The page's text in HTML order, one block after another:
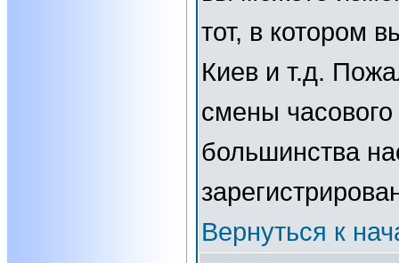
тот, в котором
Киев и т.д.
смены
большинства
Вернуться к